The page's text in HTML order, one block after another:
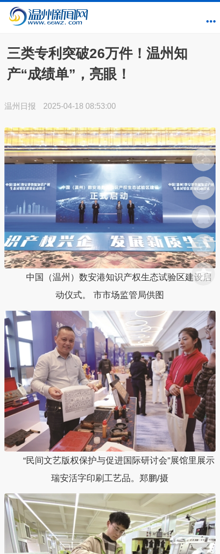
三类专利突破26万件！温州知
产“成绩单”，亮眼！
温州日报 2025-04-18 08:53:00
中国（温州）数安港知识产权生态试验区建设启
动仪式。 市市场监管局供图
“民间文艺版权保护与促进国际研讨会”展馆里展示
瑞安活字印刷工艺品。郑鹏/摄